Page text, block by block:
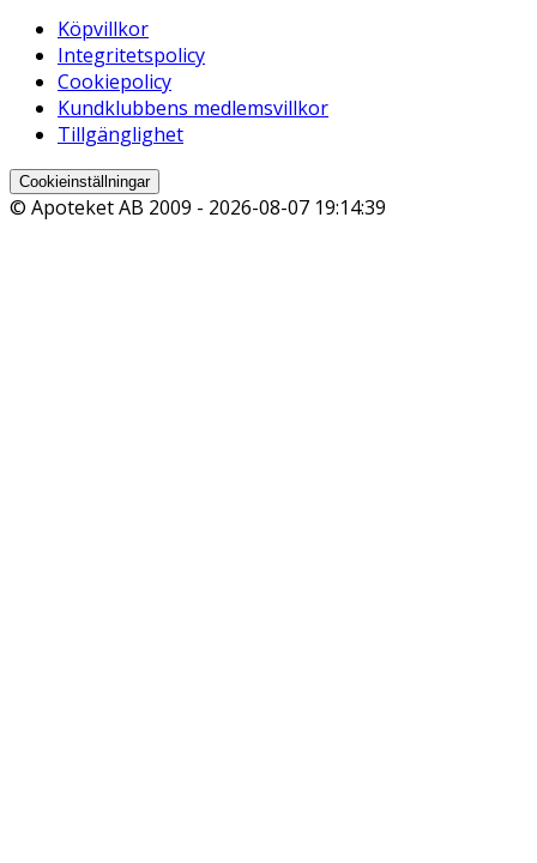
Köpvillkor
Integritetspolicy
Cookiepolicy
Kundklubbens medlemsvillkor
Tillgänglighet
Cookieinställningar
© Apoteket AB 2009 - 2026-08-07 19:14:39